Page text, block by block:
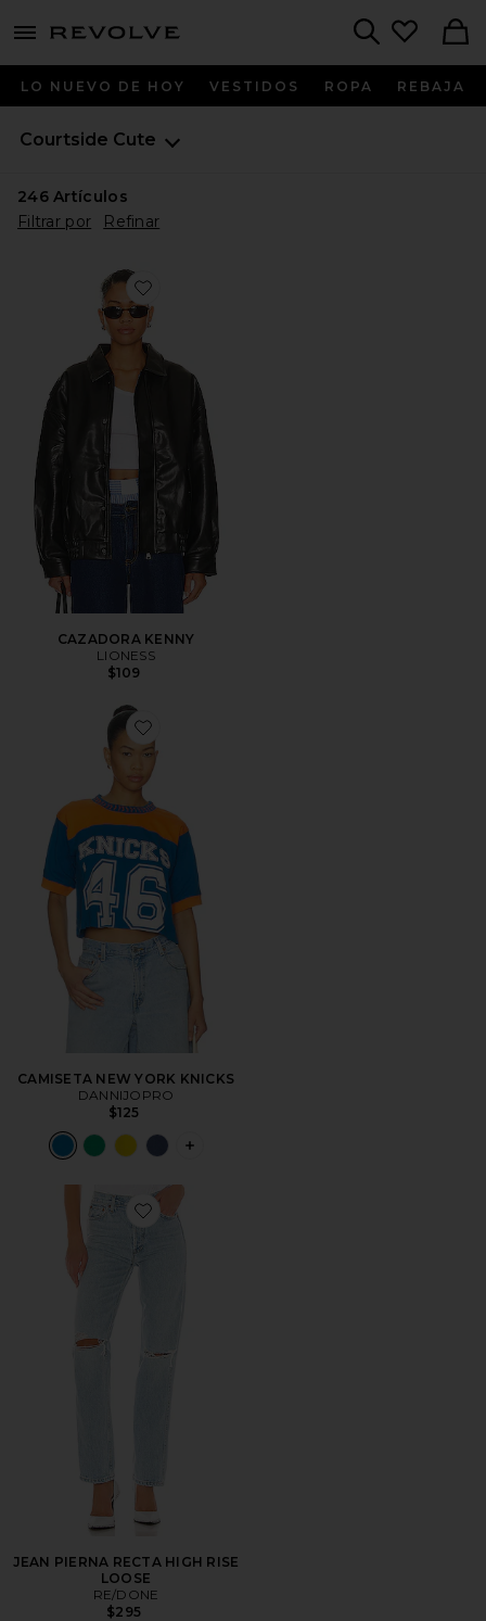
menu - shows more content
LO NUEVO DE HOY VESTIDOS ROPA REBAJA
Courtside Cute
246Artículos
Filtrar por
Refinar
Favorite CAZADORA KENNY
CAZADORA KENNY
LIONESS
$109
Favorite CAMISETA NEW YORK KNICKS
CAMISETA NEW YORK KNICKS
DANNIJOPRO
$125
PLUS ICON TO SEE MORE OPTIONS
Favorite JEAN PIERNA RECTA HIGH RISE LOOSE
JEAN PIERNA RECTA HIGH RISE
LOOSE
RE/DONE
$295